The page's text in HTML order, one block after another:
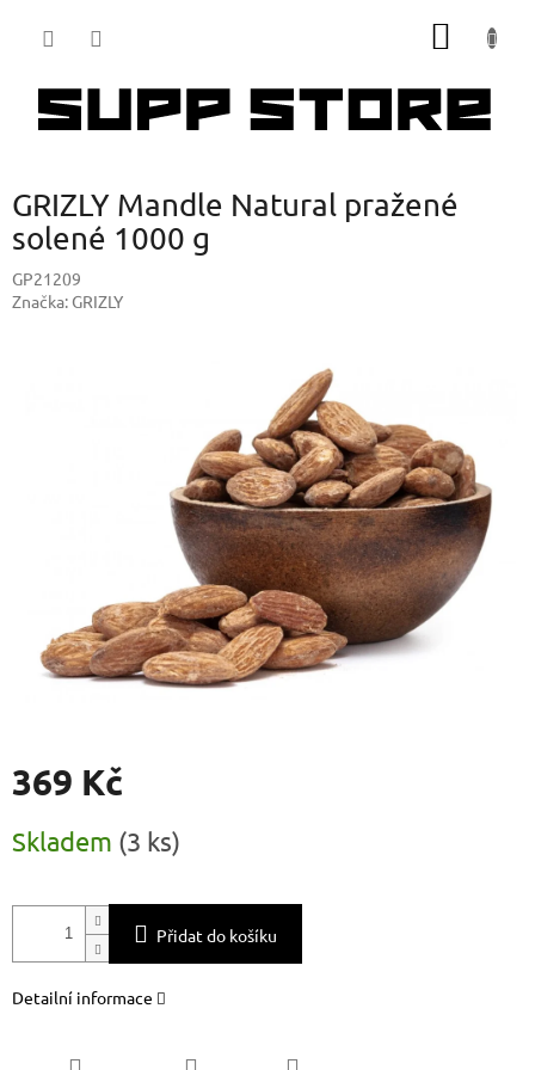
GRIZLY Mandle Natural pražené
solené 1000 g
GP21209
Značka: GRIZLY
369 Kč
cena:
Skladem (3 ks)
Přidat do košíku
Detailní informace